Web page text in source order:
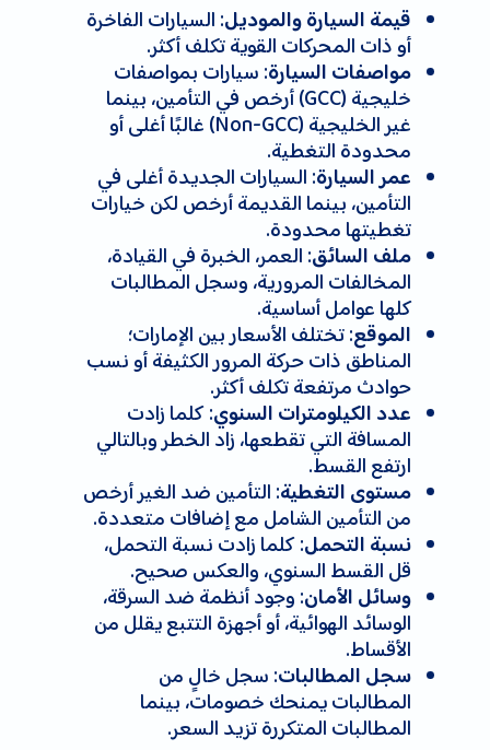
قيمة السيارة والموديل: السيارات الفاخرة
أو ذات المحركات القوية تكلف أكثر.
مواصفات السيارة: سيارات بمواصفات
خليجية (GCC) أرخص في التأمين، بينما
غير الخليجية (Non-GCC) غالبًا أغلى أو
محدودة التغطية.
عمر السيارة: السيارات الجديدة أغلى في
التأمين، بينما القديمة أرخص لكن خيارات
تغطيتها محدودة.
ملف السائق: العمر، الخبرة في القيادة،
المخالفات المرورية، وسجل المطالبات
كلها عوامل أساسية.
الموقع: تختلف الأسعار بين الإمارات؛
المناطق ذات حركة المرور الكثيفة أو نسب
حوادث مرتفعة تكلف أكثر.
عدد الكيلومترات السنوي: كلما زادت
المسافة التي تقطعها، زاد الخطر وبالتالي
ارتفع القسط.
مستوى التغطية: التأمين ضد الغير أرخص
من التأمين الشامل مع إضافات متعددة.
نسبة التحمل: كلما زادت نسبة التحمل،
قل القسط السنوي، والعكس صحيح.
وسائل الأمان: وجود أنظمة ضد السرقة،
الوسائد الهوائية، أو أجهزة التتبع يقلل من
الأقساط.
سجل المطالبات: سجل خالٍ من
المطالبات يمنحك خصومات، بينما
المطالبات المتكررة تزيد السعر.